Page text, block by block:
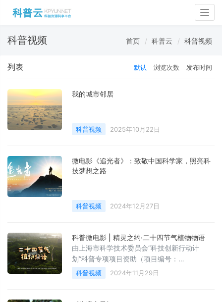
科普视频 首页 科普云 科普视频
列表 默认 浏览次数 发布时间
我的城市邻居
科普视频 2025年10月22日
微电影《追光者》：致敬中国科学家，照亮科
技梦想之路
科普视频 2024年12月27日
科普微电影 | 精灵之约·二十四节气植物物语
由上海市科学技术委员会“科技创新行动计
划”科普专项项目资助（项目编号：
23DZ2304600）、上海植物园出品、上海电
影集团协助拍摄的公益微电影《精灵之约•二十
科普视频 2024年11月29日